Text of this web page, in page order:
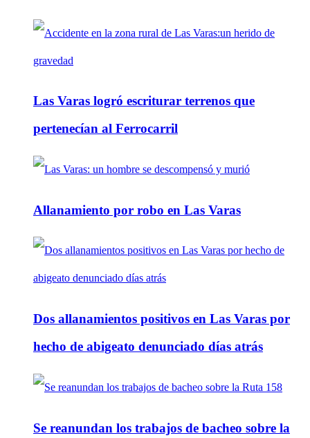
Las Varas logró escriturar terrenos que
pertenecían al Ferrocarril
Allanamiento por robo en Las Varas
Dos allanamientos positivos en Las Varas por
hecho de abigeato denunciado días atrás
Se reanundan los trabajos de bacheo sobre la